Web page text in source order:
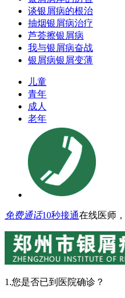
谈银屑病的根治
抽烟银屑病治疗
芦荟擦银屑病
我与银屑病奋战
银屑病银屑变薄
儿童
青年
成人
老年
免费通话10秒接通在线医师
1.您是否已到医院确诊？